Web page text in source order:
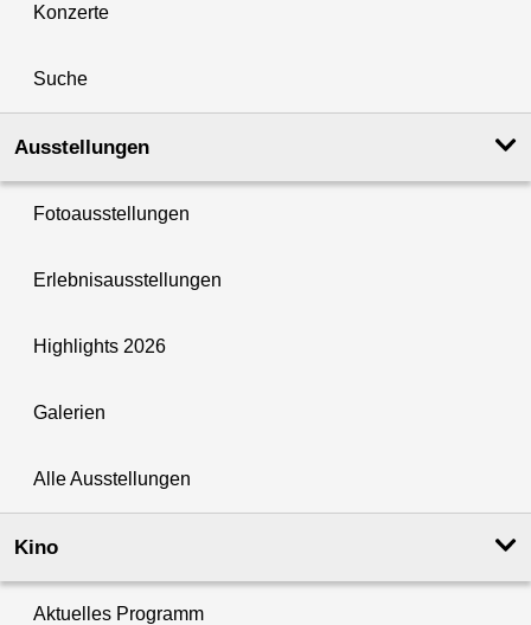
Konzerte
Suche
Ausstellungen
Fotoausstellungen
Erlebnisausstellungen
Highlights 2026
Galerien
Alle Ausstellungen
Kino
Aktuelles Programm